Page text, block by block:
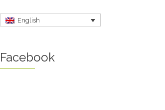
English
Facebook